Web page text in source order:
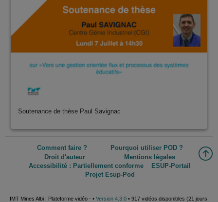
Soutenance de thèse Paul Savignac
Comment faire ?
Pourquoi utiliser POD ?
Droit d'auteur
Mentions légales
Accessibilité : Partiellement conforme
ESUP-Portail
Projet Esup-Pod
IMT Mines Albi | Plateforme vidéo - • Version 4.3.0• 917 vidéos disponibles (21 jours,